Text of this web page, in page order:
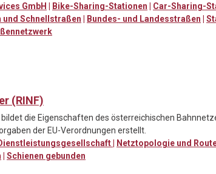
GmbH | Bike-Sharing-Stationen | Car-Sharing-
und Schnellstraßen | Bundes- und Landesstraßen |
(RINF)
die Eigenschaften des österreichischen
der EU-Verordnungen erstellt.
| Netztopologie und
| Schienen gebunden